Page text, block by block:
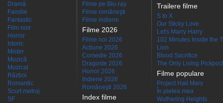
Dramă
Familie
Fantastic
Film noir
Horror
Istoric
Mister
Muzică
Muzical
Război
Romantic
Scurt metraj
SF
Filme pe Blu-ray
Filme româneşti
Filme indiene
Filme 2026
Filme noi 2026
Actiune 2026
Comedie 2026
Dragoste 2026
Horror 2026
Indiene 2026
Româneşti 2026
Index filme
Trailere filme
S to X
Our Sticky Love
Let's Marry Harry
102 Minutes Inside the
Lion
Blood Sacrifice
The Only Living
Filme populare
Project Hail Mary
În pielea mea
Wuthering Heights